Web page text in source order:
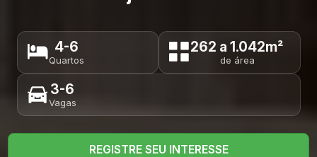
4-6
Quartos
262 a 1.042m²
de área
3-6
Vagas
REGISTRE SEU INTERESSE